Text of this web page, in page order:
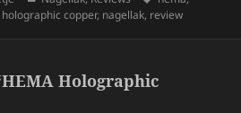
holographic copper, nagellak, review
Holographic